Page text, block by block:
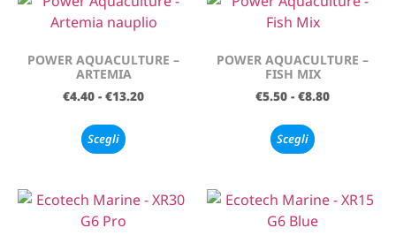
POWER AQUACULTURE –
ARTEMIA
€4.40 - €13.20
Scegli
POWER AQUACULTURE –
FISH MIX
€5.50 - €8.80
Scegli